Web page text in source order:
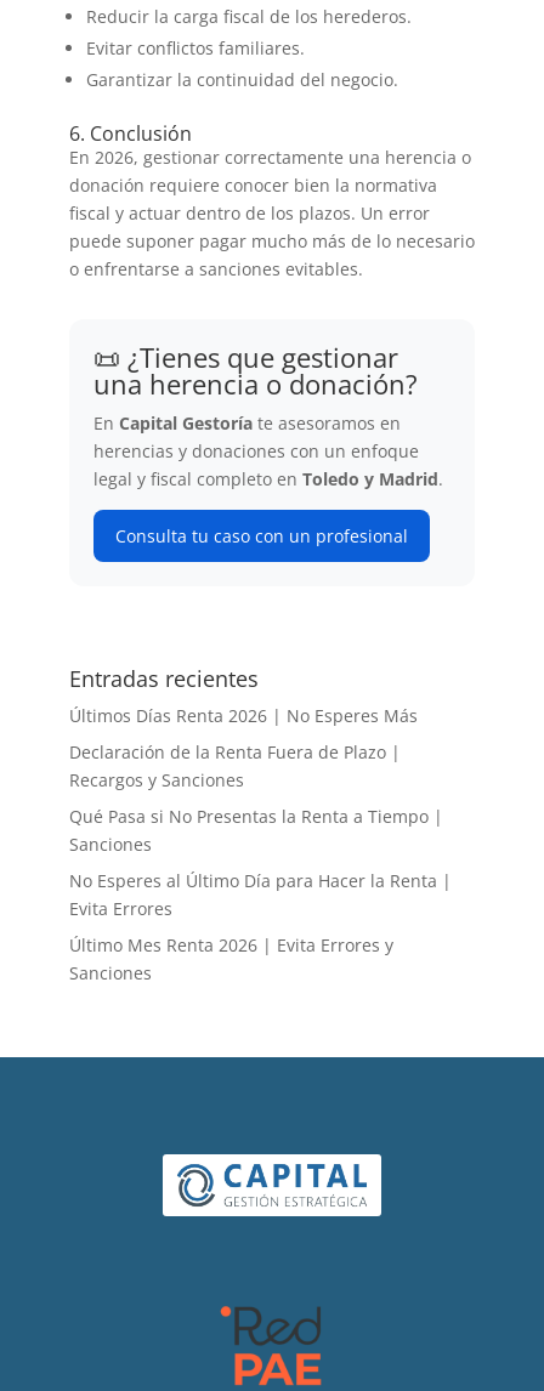
Reducir la carga fiscal de los herederos.
Evitar conflictos familiares.
Garantizar la continuidad del negocio.
6. Conclusión
En 2026, gestionar correctamente una herencia o
donación requiere conocer bien la normativa
fiscal y actuar dentro de los plazos. Un error
puede suponer pagar mucho más de lo necesario
o enfrentarse a sanciones evitables.
📜 ¿Tienes que gestionar
una herencia o donación?
En Capital Gestoríate asesoramos en
herencias y donaciones con un enfoque
legal y fiscal completo en Toledo y Madrid.
Consulta tu caso con un profesional
Entradas recientes
Últimos Días Renta 2026 | No Esperes Más
Declaración de la Renta Fuera de Plazo |
Recargos y Sanciones
Qué Pasa si No Presentas la Renta a Tiempo |
Sanciones
No Esperes al Último Día para Hacer la Renta |
Evita Errores
Último Mes Renta 2026 | Evita Errores y
Sanciones